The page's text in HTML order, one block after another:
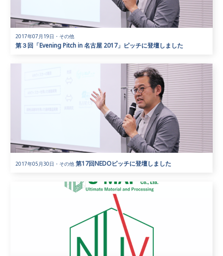
2017年07月19日 ・ その他
第３回「Evening Pitch in 名古屋 2017」ピッチに登壇しました
2017年05月30日 ・ その他 第17回NEDOピッチに登壇しました